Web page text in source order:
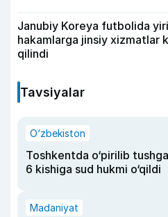
Janubiy Koreya futbolida
hakamlarga jinsiy xizmatlar
qilindi
Tavsiyalar
O‘zbekiston
Toshkentda o‘pirilib
6 kishiga sud hukmi o‘qildi
Madaniyat